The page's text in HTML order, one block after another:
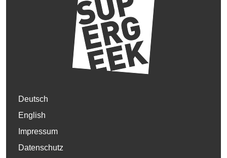
Deutsch
English
Impressum
Datenschutz